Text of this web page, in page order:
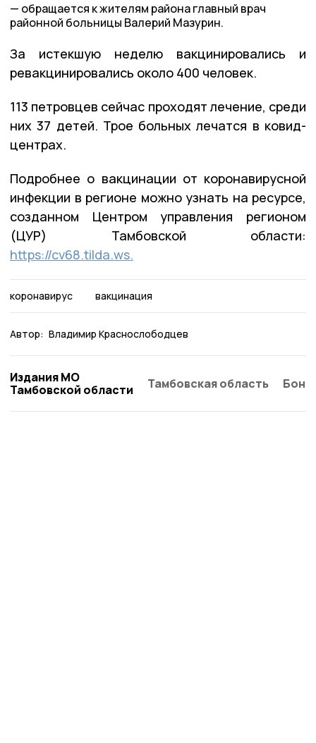
обращается к жителям района главный врач
районной больницы Валерий Мазурин.
За истекшую неделю вакцинировались и
ревакцинировались около 400 человек.
113 петровцев сейчас проходят лечение, среди
них 37 детей. Трое больных лечатся в ковид-
центрах.
Подробнее о вакцинации от коронавирусной
инфекции в регионе можно узнать на ресурсе,
созданном Центром управления регионом
(ЦУР) Тамбовской области:
https://cv68.tilda.ws.
коронавирус вакцинация
Автор: Владимир Краснослободцев
Издания МО
Тамбовской области
Тамбовская область